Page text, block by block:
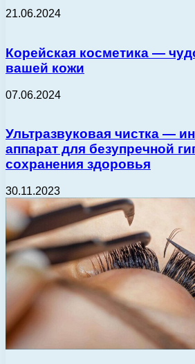
21.06.2024
Корейская косметика —
вашей кожи
07.06.2024
Ультразвуковая чистка —
аппарат для безупречной
сохранения здоровья
30.11.2023